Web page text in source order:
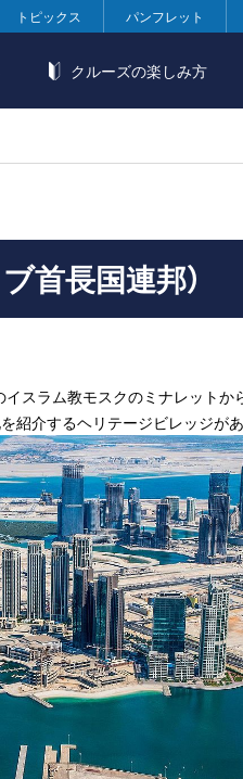
トピックス パンフレット
クルーズの楽しみ方
首長国連邦）
スラム教モスクのミナレット
紹介するヘリテージビレッジが